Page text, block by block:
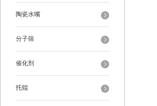
陶瓷水嘴
分子筛
催化剂
托辊